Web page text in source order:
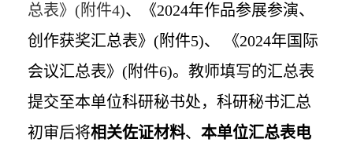
总表》 (附件4)、《2024年作品参展参演、
创作获奖汇总表》 (附件5)、 《2024年国际
会议汇总表》 (附件6)。教师填写的汇总表
提交至本单位科研秘书处，科研秘书汇总
初审后将相关佐证材料、 本单位汇总表电